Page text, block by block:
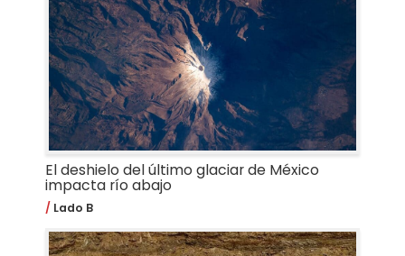
El deshielo del último glaciar de México
impacta río abajo
Lado B